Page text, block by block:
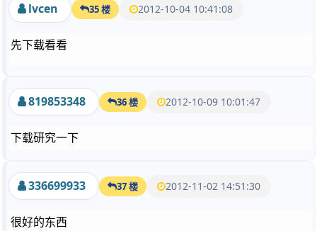
lvcen 35 楼 2012-10-04 10:41:08
先下载看看
819853348 36 楼 2012-10-09 10:01:47
下载研究一下
336699933 37 楼 2012-11-02 14:51:30
很好的东西